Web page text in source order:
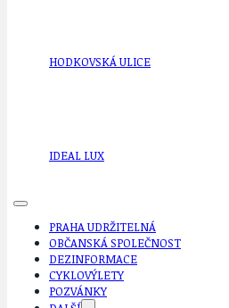
HODKOVSKÁ ULICE
IDEAL LUX
PRAHA UDRŽITELNÁ
OBČANSKÁ SPOLEČNOST
DEZINFORMACE
CYKLOVÝLETY
POZVÁNKY